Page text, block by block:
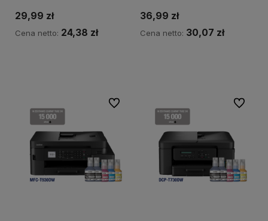
29,99 zł
Cena netto: 24,38 zł
36,99 zł
Cena netto: 30,07 zł
Do ulubionych Do